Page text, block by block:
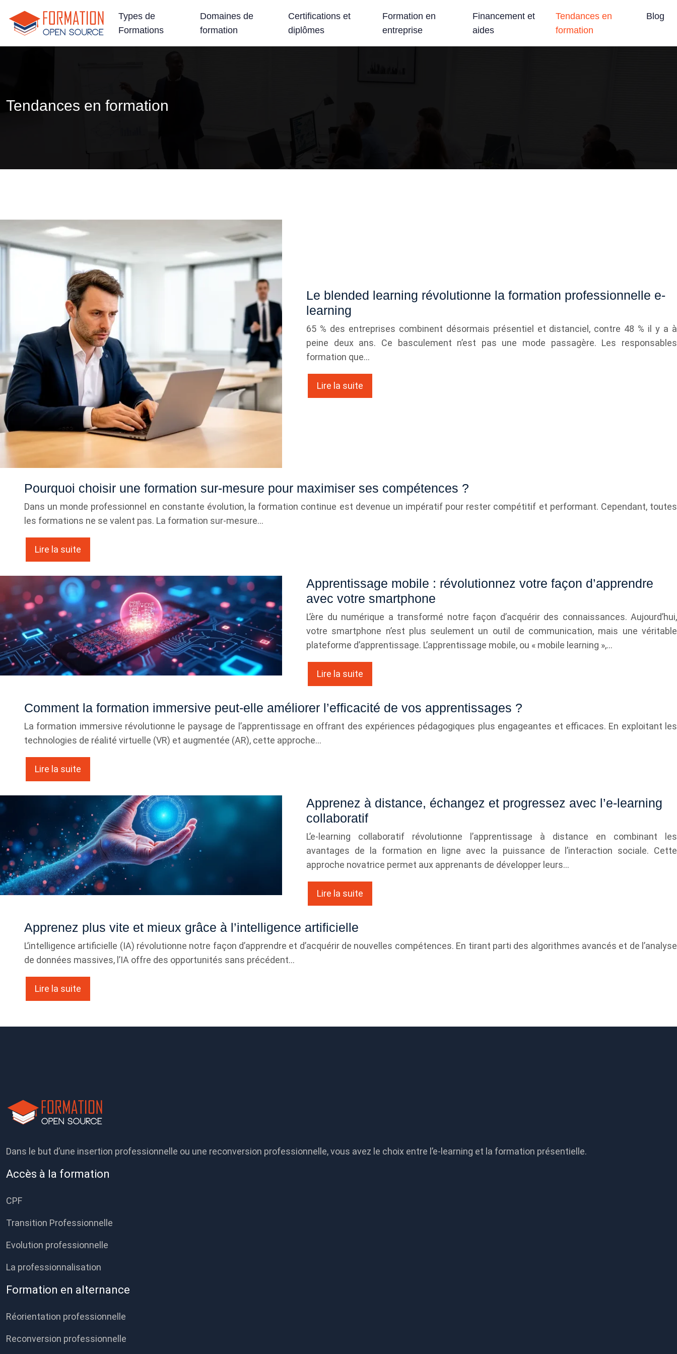
Types de
Formations
Domaines de
formation
Certifications et
diplômes
Formation en
entreprise
Financement et
aides
Tendances en
formation
Blog
Tendances en formation
Le blended learning révolutionne la formation professionnelle e-
learning
65 % des entreprises combinent désormais présentiel et distanciel, contre 48 % il y a à
peine deux ans. Ce basculement n’est pas une mode passagère. Les responsables
formation que…
Lire la suite
Pourquoi choisir une formation sur-mesure pour maximiser ses compétences ?
Dans un monde professionnel en constante évolution, la formation continue est devenue un impératif pour rester compétitif et performant. Cependant, toutes
les formations ne se valent pas. La formation sur-mesure…
Lire la suite
Apprentissage mobile : révolutionnez votre façon d’apprendre
avec votre smartphone
L’ère du numérique a transformé notre façon d’acquérir des connaissances. Aujourd’hui,
votre smartphone n’est plus seulement un outil de communication, mais une véritable
plateforme d’apprentissage. L’apprentissage mobile, ou « mobile learning »,…
Lire la suite
Comment la formation immersive peut-elle améliorer l’efficacité de vos apprentissages ?
La formation immersive révolutionne le paysage de l’apprentissage en offrant des expériences pédagogiques plus engageantes et efficaces. En exploitant les
technologies de réalité virtuelle (VR) et augmentée (AR), cette approche…
Lire la suite
Apprenez à distance, échangez et progressez avec l’e-learning
collaboratif
L’e-learning collaboratif révolutionne l’apprentissage à distance en combinant les
avantages de la formation en ligne avec la puissance de l’interaction sociale. Cette
approche novatrice permet aux apprenants de développer leurs…
Lire la suite
Apprenez plus vite et mieux grâce à l’intelligence artificielle
L’intelligence artificielle (IA) révolutionne notre façon d’apprendre et d’acquérir de nouvelles compétences. En tirant parti des algorithmes avancés et de l’analyse
de données massives, l’IA offre des opportunités sans précédent…
Lire la suite
Dans le but d’une insertion professionnelle ou une reconversion professionnelle, vous avez le choix entre l’e-learning et la formation présentielle.
Accès à la formation
CPF
Transition Professionnelle
Evolution professionnelle
La professionnalisation
Formation en alternance
Réorientation professionnelle
Reconversion professionnelle